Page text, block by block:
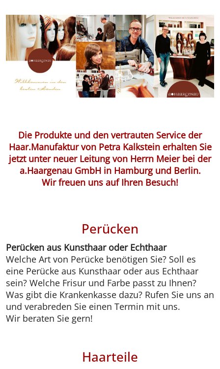
Die Produkte und den vertrauten Service der
Haar.Manufaktur von Petra Kalkstein erhalten Sie
jetzt unter neuer Leitung von Herrn Meier bei der
a.Haargenau GmbH in Hamburg und Berlin.
Wir freuen uns auf Ihren Besuch!
Perücken
Perücken aus Kunsthaar oder Echthaar
Welche Art von Perücke benötigen Sie? Soll es
eine Perücke aus Kunsthaar oder aus Echthaar
sein? Welche Frisur und Farbe passt zu Ihnen?
Was gibt die Krankenkasse dazu? Rufen Sie uns an
und verabreden Sie einen Termin mit uns.
Wir beraten Sie gern!
Haarteile